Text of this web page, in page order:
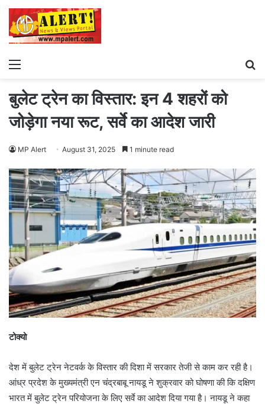
Menu
बुलेट ट्रेन का विस्तार: इन 4 शहरों को
जोड़ेगा नया रूट, सर्वे का आदेश जारी
MP Alert August 31, 2025 1 minute read
टोक्यो
देश में बुलेट ट्रेन नेटवर्क के विस्तार की दिशा में सरकार तेजी से काम कर रही है।
आंध्र प्रदेश के मुख्यमंत्री एन चंद्रबाबू नायडू ने शुक्रवार को घोषणा की कि दक्षिण
भारत में बुलेट ट्रेन परियोजना के लिए सर्वे का आदेश दिया गया है। नायडू ने कहा